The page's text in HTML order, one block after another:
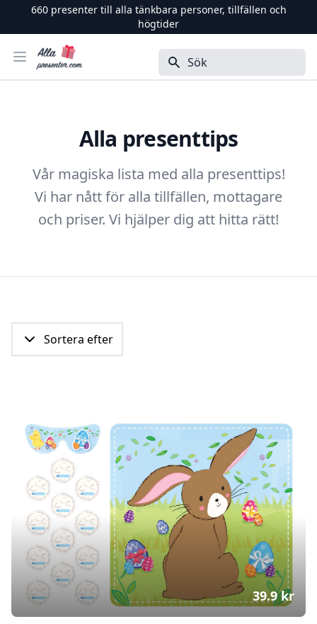
660presenter till alla tänkbara personer, tillfällen och
högtider
Öppna menyn
Alla Presenter Sök
Alla presenttips
Vår magiska lista med alla presenttips!
Vi har nått för alla tillfällen, mottagare
och priser. Vi hjälper dig att hitta rätt!
Sortera efter
39.9kr